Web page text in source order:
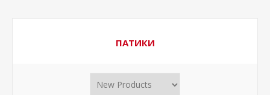
ПАТИКИ